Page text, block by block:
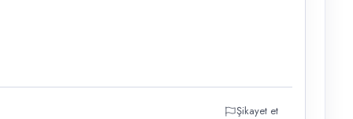
Şikayet et